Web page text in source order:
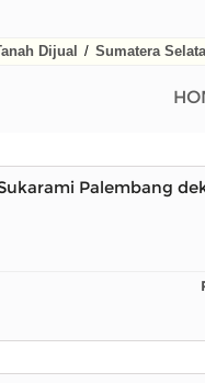
Dijual / Sumatera
Palembang